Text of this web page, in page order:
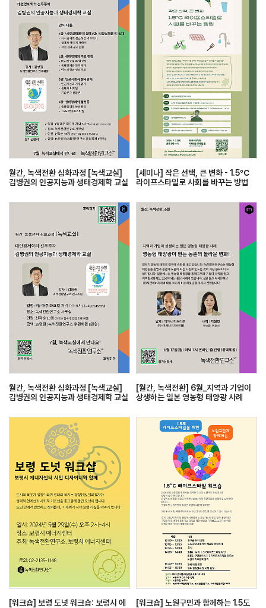
월간, 녹색전환 심화과정 [녹색교실]
김병권의 인공지능과 생태경제학 교실
[세미나] 작은 선택, 큰 변화 - 1.5℃
라이프스타일로 사회를 바꾸는 방법
월간, 녹색전환 심화과정 [녹색교실]
김병권의 인공지능과 생태경제학 교실
[월간, 녹색전환] 6월_지역과 기업이
상생하는 일본 영농형 태양광 사례
[워크숍] 보령 도넛 워크숍: 보령시 에
[워크숍] 노원구민과 함께하는 1.5도